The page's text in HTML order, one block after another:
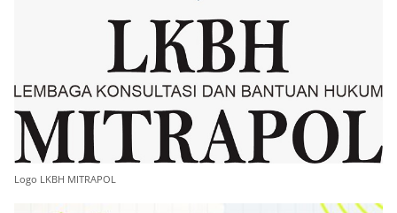
Logo LKBH MITRAPOL